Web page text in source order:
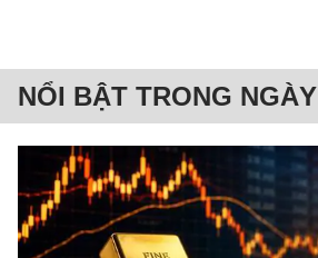
NỔI BẬT TRONG NGÀY